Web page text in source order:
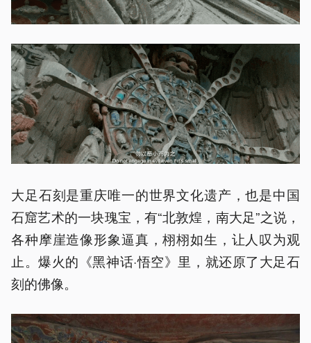
大足石刻是重庆唯一的世界文化遗产，也是中国
石窟艺术的一块瑰宝，有“北敦煌，南大足”之说，
各种摩崖造像形象逼真，栩栩如生，让人叹为观
止。爆火的《黑神话·悟空》里，就还原了大足石
刻的佛像。